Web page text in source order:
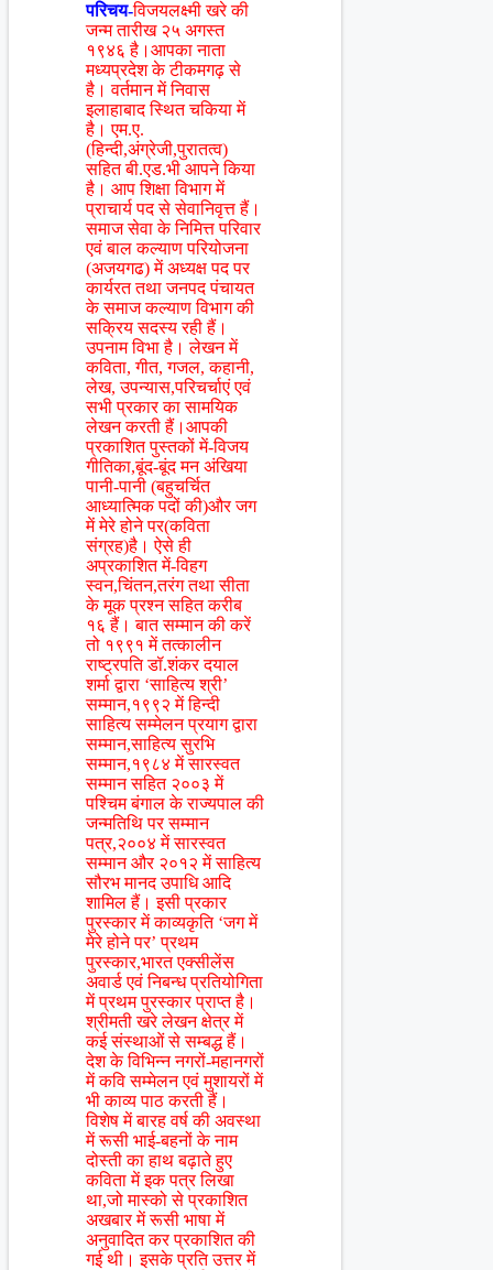
परिचय-विजयलक्ष्मी खरे की
जन्म तारीख २५ अगस्त
१९४६ है।आपका नाता
मध्यप्रदेश के टीकमगढ़ से
है। वर्तमान में निवास
इलाहाबाद स्थित चकिया में
है। एम.ए.
(हिन्दी,अंग्रेजी,पुरातत्व)
सहित बी.एड.भी आपने किया
है। आप शिक्षा विभाग में
प्राचार्य पद से सेवानिवृत्त हैं।
समाज सेवा के निमित्त परिवार
एवं बाल कल्याण परियोजना
(अजयगढ) में अध्यक्ष पद पर
कार्यरत तथा जनपद पंचायत
के समाज कल्याण विभाग की
सक्रिय सदस्य रही हैं।
उपनाम विभा है। लेखन में
कविता, गीत, गजल, कहानी,
लेख, उपन्यास,परिचर्चाएं एवं
सभी प्रकार का सामयिक
लेखन करती हैं।आपकी
प्रकाशित पुस्तकों में-विजय
गीतिका,बूंद-बूंद मन अंखिया
पानी-पानी (बहुचर्चित
आध्यात्मिक पदों की)और जग
में मेरे होने पर(कविता
संग्रह)है। ऐसे ही
अप्रकाशित में-विहग
स्वन,चिंतन,तरंग तथा सीता
के मूक प्रश्न सहित करीब
१६ हैं। बात सम्मान की करें
तो १९९१ में तत्कालीन
राष्ट्रपति डॉ.शंकर दयाल
शर्मा द्वारा ‘साहित्य श्री’
सम्मान,१९९२ में हिन्दी
साहित्य सम्मेलन प्रयाग द्वारा
सम्मान,साहित्य सुरभि
सम्मान,१९८४ में सारस्वत
सम्मान सहित २००३ में
पश्चिम बंगाल के राज्यपाल की
जन्मतिथि पर सम्मान
पत्र,२००४ में सारस्वत
सम्मान और २०१२ में साहित्य
सौरभ मानद उपाधि आदि
शामिल हैं। इसी प्रकार
पुरस्कार में काव्यकृति ‘जग में
मेरे होने पर’ प्रथम
पुरस्कार,भारत एक्सीलेंस
अवार्ड एवं निबन्ध प्रतियोगिता
में प्रथम पुरस्कार प्राप्त है।
श्रीमती खरे लेखन क्षेत्र में
कई संस्थाओं से सम्बद्ध हैं।
देश के विभिन्न नगरों-महानगरों
में कवि सम्मेलन एवं मुशायरों में
भी काव्य पाठ करती हैं।
विशेष में बारह वर्ष की अवस्था
में रूसी भाई-बहनों के नाम
दोस्ती का हाथ बढ़ाते हुए
कविता में इक पत्र लिखा
था,जो मास्को से प्रकाशित
अखबार में रूसी भाषा में
अनुवादित कर प्रकाशित की
गई थी। इसके प्रति उत्तर में